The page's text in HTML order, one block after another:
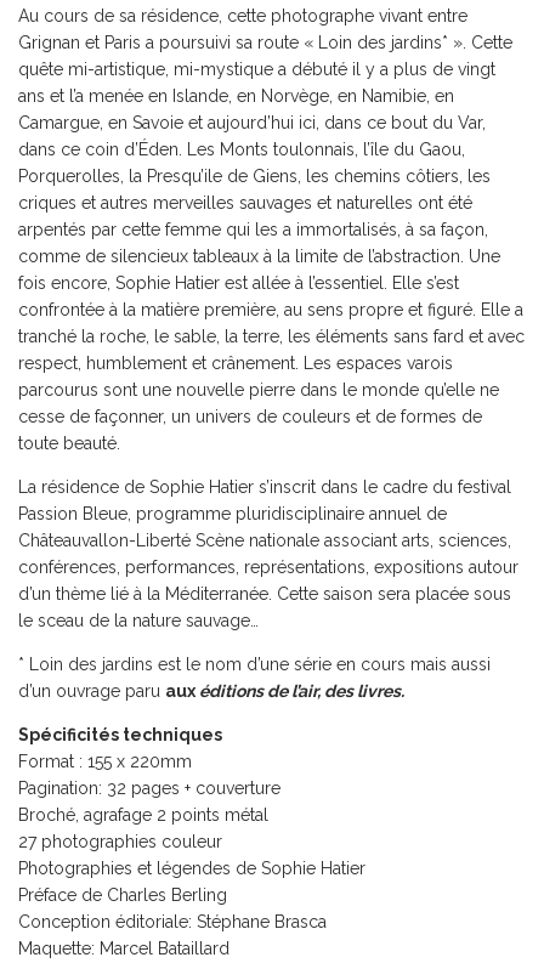
Au cours de sa résidence, cette photographe vivant entre
Grignan et Paris a poursuivi sa route « Loin des jardins* ». Cette
quête mi-artistique, mi-mystique a débuté il y a plus de vingt
ans et l’a menée en Islande, en Norvège, en Namibie, en
Camargue, en Savoie et aujourd’hui ici, dans ce bout du Var,
dans ce coin d’Éden. Les Monts toulonnais, l’île du Gaou,
Porquerolles, la Presqu’ile de Giens, les chemins côtiers, les
criques et autres merveilles sauvages et naturelles ont été
arpentés par cette femme qui les a immortalisés, à sa façon,
comme de silencieux tableaux à la limite de l’abstraction. Une
fois encore, Sophie Hatier est allée à l’essentiel. Elle s’est
confrontée à la matière première, au sens propre et figuré. Elle a
tranché la roche, le sable, la terre, les éléments sans fard et avec
respect, humblement et crânement. Les espaces varois
parcourus sont une nouvelle pierre dans le monde qu’elle ne
cesse de façonner, un univers de couleurs et de formes de
toute beauté.
La résidence de Sophie Hatier s’inscrit dans le cadre du festival
Passion Bleue, programme pluridisciplinaire annuel de
Châteauvallon-Liberté Scène nationale associant arts, sciences,
conférences, performances, représentations, expositions autour
d’un thème lié à la Méditerranée. Cette saison sera placée sous
le sceau de la nature sauvage…
* Loin des jardins est le nom d’une série en cours mais aussi
d’un ouvrage paru aux éditions de l’air, des livres.
Spécificités techniques
Format : 155 x 220mm
Pagination: 32 pages + couverture
Broché, agrafage 2 points métal
27 photographies couleur
Photographies et légendes de Sophie Hatier
Préface de Charles Berling
Conception éditoriale: Stéphane Brasca
Maquette: Marcel Bataillard